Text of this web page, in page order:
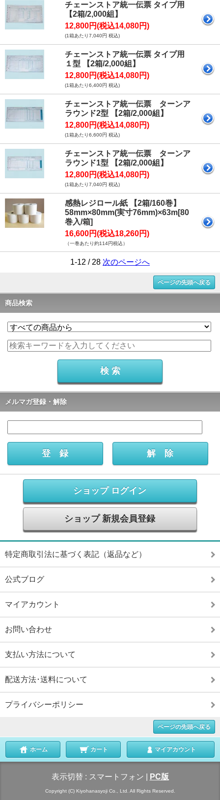
チェーンストア統一伝票 タイプ用
【2箱/2,000組】
12,800円(税込14,080円)
(1箱あたり7,040円 税込)
チェーンストア統一伝票 タイプ用
１型 【2箱/2,000組】
12,800円(税込14,080円)
(1箱あたり6,400円 税込)
チェーンストア統一伝票 ターンア
ラウンド2型 【2箱/2,000組】
12,800円(税込14,080円)
(1箱あたり6,600円 税込)
チェーンストア統一伝票 ターンア
ラウンド1型 【2箱/2,000組】
12,800円(税込14,080円)
(1箱あたり7,040円 税込)
感熱レジロール紙 【2箱/160巻】
58mm×80mm(実寸76mm)×63m[80
巻入/箱]
16,600円(税込18,260円)
（一巻あたり約114円税込）
1-12 / 28 次のページへ
ページの先頭へ戻る
商品検索
メルマガ登録・解除
ショップ ログイン
ショップ 新規会員登録
特定商取引法に基づく表記（返品など）
公式ブログ
マイアカウント
お問い合わせ
支払い方法について
配送方法･送料について
プライバシーポリシー
ページの先頭へ戻る
ホーム カート マイアカウント
表示切替 : スマートフォン PC版
Copyright (C) Kiyohanasyoji Co., Ltd. All Rights Reserved.